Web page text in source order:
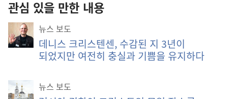
관심 있을 만한 내용
뉴스 보도
데니스 크리스텐센, 수감된 지 3년이
되었지만 여전히 충실과 기쁨을 유지하다
뉴스 보도